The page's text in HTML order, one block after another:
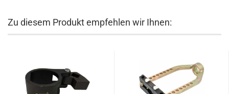
Zu diesem Produkt empfehlen wir Ihnen: